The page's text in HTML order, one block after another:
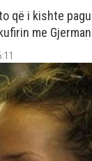
që i kishte
me